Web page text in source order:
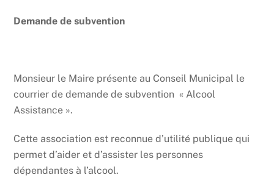
Demande de subvention
Monsieur le Maire présente au Conseil Municipal le
courrier de demande de subvention « Alcool
Assistance ».
Cette association est reconnue d’utilité publique qui
permet d’aider et d’assister les personnes
dépendantes à l’alcool.